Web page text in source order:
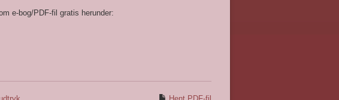
e-bog/PDF-fil gratis herunder: